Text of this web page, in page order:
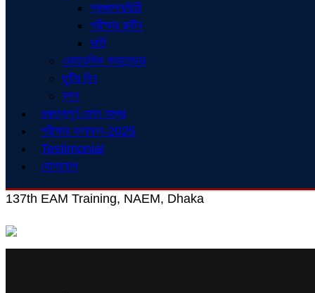
প্রজ্ঞাপন/চিঠি
পরীক্ষার রুটিন
ভর্তি
একাডেমিক ক্যালেন্ডার
ছুটির দিন
ব্লগ
গুরুত্বপূর্ণ ফোন নম্বর
পরীক্ষার ফলাফল-2025
Testimonial
যোগাযোগ
137th EAM Training, NAEM, Dhaka